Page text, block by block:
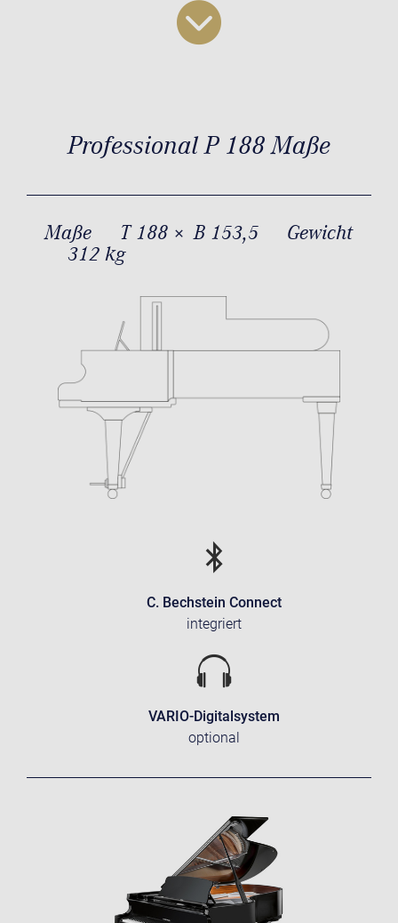
Professional P 188 Maße
Maße T 188 × B 153,5
Gewicht
312 kg
C. Bechstein Connect
integriert
VARIO-Digitalsystem
optional